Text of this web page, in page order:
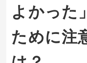
よかった
ために注